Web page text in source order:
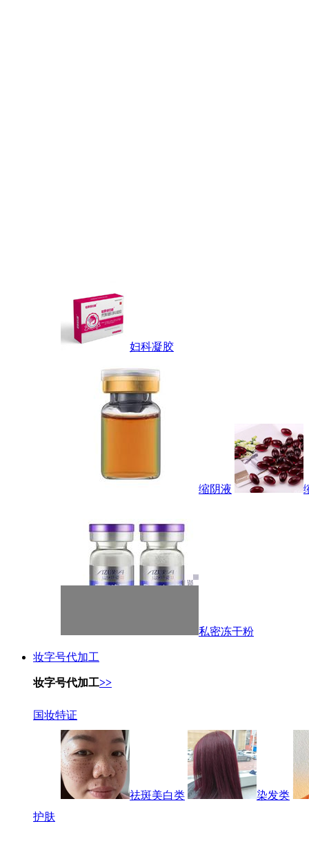
妇科凝胶
缩阴液
私密冻干粉
妆字号代加工
妆字号代加工>>
国妆特证
祛斑美白类
染发类
护肤